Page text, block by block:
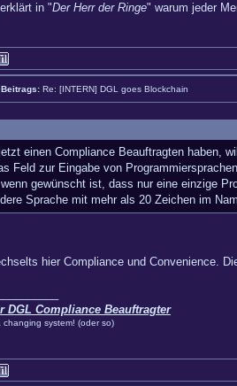
in "Der Herr der Ringe" warum jeder
Re: [INTERN] DGL goes Blockchain
einen Compliance Beauftragten haben,
Feld zur Eingabe von
gewünscht ist, dass nur eine einzige
Sprache mit mehr als 20 Zeichen im
hier Compliance und Convenience.
DGL Compliance Beauftragter
changing system! (oder so)